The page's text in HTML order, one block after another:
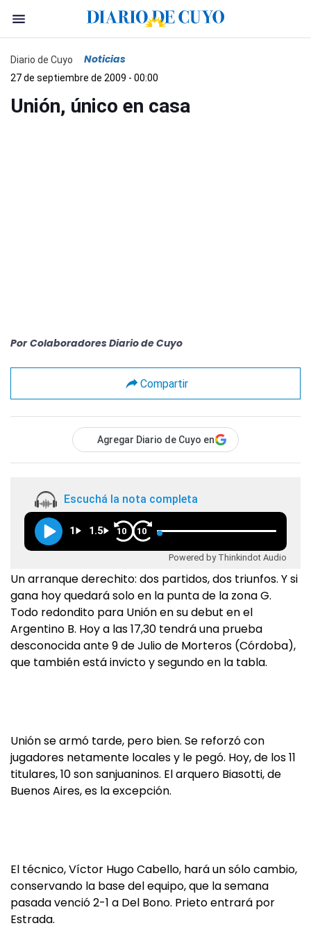
Diario de Cuyo Noticias
27 de septiembre de 2009 - 00:00
Unión, único en casa
Por Colaboradores Diario de Cuyo
Compartir
Agregar Diario de Cuyo en
Escuchá la nota completa
1 1.5 10 10
Powered by Thinkindot Audio
Un arranque derechito: dos partidos, dos triunfos. Y si
gana hoy quedará solo en la punta de la zona G.
Todo redondito para Unión en su debut en el
Argentino B. Hoy a las 17,30 tendrá una prueba
desconocida ante 9 de Julio de Morteros (Córdoba),
que también está invicto y segundo en la tabla.
Unión se armó tarde, pero bien. Se reforzó con
jugadores netamente locales y le pegó. Hoy, de los 11
titulares, 10 son sanjuaninos. El arquero Biasotti, de
Buenos Aires, es la excepción.
El técnico, Víctor Hugo Cabello, hará un sólo cambio,
conservando la base del equipo, que la semana
pasada venció 2-1 a Del Bono. Prieto entrará por
Estrada.